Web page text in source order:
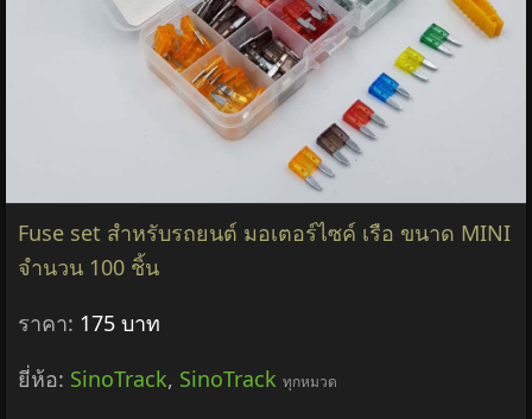
Fuse set สำหรับรถยนต์ มอเตอร์ไซค์ เรือ ขนาด MINI
จำนวน 100 ชิ้น
ราคา: 175 บาท
ยี่ห้อ: SinoTrack, SinoTrack ทุกหมวด